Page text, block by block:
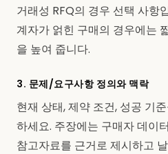
거래성 RFQ의 경우 선택 사항
계자가 얽힌 구매의 경우에는
을 높여 줍니다.
3. 문제/요구사항 정의와 맥락
현재 상태, 제약 조건, 성공 기
하세요. 주장에는 구매자 데이
참고자료를 근거로 제시하고